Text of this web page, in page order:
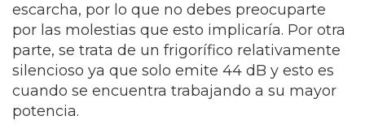
escarcha, por lo que no debes preocuparte
por las molestias que esto implicaría. Por otra
parte, se trata de un frigorífico relativamente
silencioso ya que solo emite 44 dB y esto es
cuando se encuentra trabajando a su mayor
potencia.